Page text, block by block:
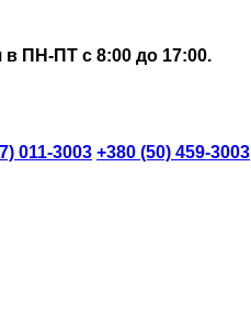
ПН-ПТ с 8:00 до 17:00.
011-3003 +380 (50) 459-3003